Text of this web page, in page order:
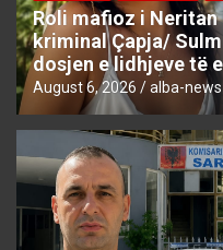
Roli mafioz i
kriminal Çapja/
dosjen e lidhjeve të
August 6, 2026 alba-news